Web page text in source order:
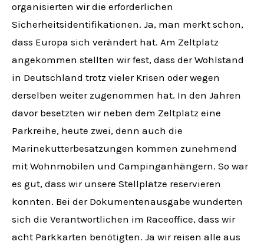
organisierten wir die erforderlichen
Sicherheitsidentifikationen. Ja, man merkt schon,
dass Europa sich verändert hat. Am Zeltplatz
angekommen stellten wir fest, dass der Wohlstand
in Deutschland trotz vieler Krisen oder wegen
derselben weiter zugenommen hat. In den Jahren
davor besetzten wir neben dem Zeltplatz eine
Parkreihe, heute zwei, denn auch die
Marinekutterbesatzungen kommen zunehmend
mit Wohnmobilen und Campinganhängern. So war
es gut, dass wir unsere Stellplätze reservieren
konnten. Bei der Dokumentenausgabe wunderten
sich die Verantwortlichen im Raceoffice, dass wir
acht Parkkarten benötigten. Ja wir reisen alle aus